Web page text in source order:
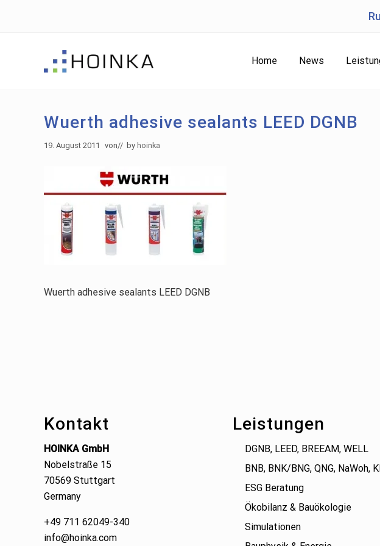
navigation
Planen
Green
Building
Home News
Wuerth adhesive sealants LEED DGNB
19. August 2011 von// by hoinka
Wuerth adhesive sealants LEED DGNB
Kontakt
HOINKA GmbH
Nobelstraße 15
70569 Stuttgart
Germany
+49 711 62049-340
info@hoinka.com
Leistungen
DGNB, LEED, BREEAM, WELL
BNB, BNK/BNG, QNG, NaWoh,
ESG Beratung
Ökobilanz & Bauökologie
Simulationen